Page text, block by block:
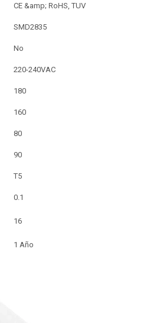
CE &amp; RoHS, TUV
SMD2835
No
220-240VAC
180
160
80
90
T5
0.1
16
1 Año